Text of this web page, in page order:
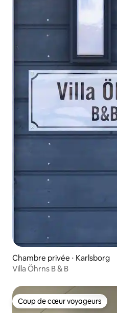
Chambre privée ⋅ Karlsborg
Villa Öhrns B & B
Coup de cœur voyageurs
Coup de cœur voyageurs